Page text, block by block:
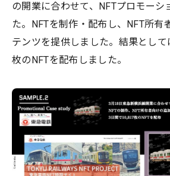
の開業に合わせて、NFTプロモーシ
た。NFTを制作・配布し、NFT所有
テンツを提供しました。結果とし
枚のNFTを配布しました。